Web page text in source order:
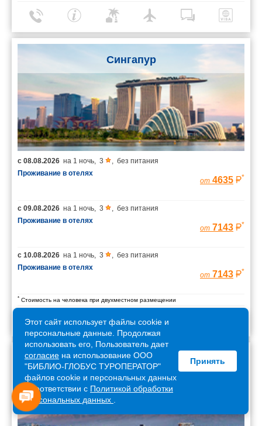
Сингапур
с 08.08.2026 на 1 ночь 3
без питания
Проживание в отелях
от 4635 *
с 09.08.2026 на 1 ночь 3
без питания
Проживание в отелях
от 7143 *
с 10.08.2026 на 1 ночь 3
без питания
Проживание в отелях
от 7143 *
* Стоимость на человека при двухместном размещении
Армения
Этот сайт использует файлы cookie и
персональные данные. Продолжая
использовать его, Пользователь дает
согласие на использование ООО
"БИБЛИО-ГЛОБУС ТУРОПЕРАТОР"
файлов cookie и персональных данных
в соответствии с Политикой обработки
персональных данных
Принять